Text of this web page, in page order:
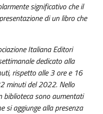
significativo che il
di un libro che
Italiana Editori
dedicato alla
rispetto alle 3 ore e 16
minuti del 2022. Nello
biblioteca sono aumentati
si aggiunge alla presenza